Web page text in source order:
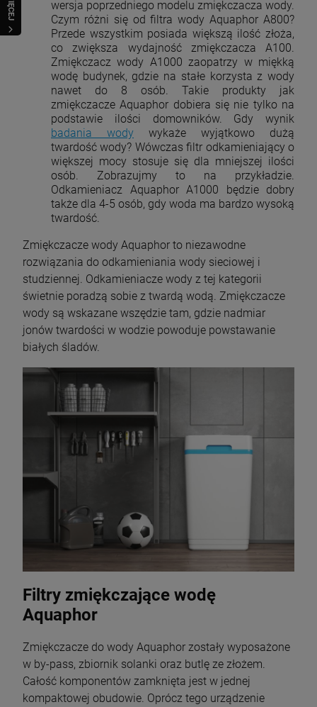
WIĘCEJ
wersja poprzedniego modelu zmiękczacza wody.
Czym różni się od filtra wody Aquaphor A800?
Przede wszystkim posiada większą ilość złoża,
co zwiększa wydajność zmiękczacza A100.
Zmiękczacz wody A1000 zaopatrzy w miękką
wodę budynek, gdzie na stałe korzysta z wody
nawet do 8 osób. Takie produkty jak
zmiękczacze Aquaphor dobiera się nie tylko na
podstawie ilości domowników. Gdy wynik
badania wody wykaże wyjątkowo dużą
twardość wody? Wówczas filtr odkamieniający o
większej mocy stosuje się dla mniejszej ilości
osób. Zobrazujmy to na przykładzie.
Odkamieniacz Aquaphor A1000 będzie dobry
także dla 4-5 osób, gdy woda ma bardzo wysoką
twardość.
Zmiękczacze wody Aquaphor to niezawodne
rozwiązania do odkamieniania wody sieciowej i
studziennej. Odkamieniacze wody z tej kategorii
świetnie poradzą sobie z twardą wodą. Zmiękczacze
wody są wskazane wszędzie tam, gdzie nadmiar
jonów twardości w wodzie powoduje powstawanie
białych śladów.
Filtry zmiękczające wodę
Aquaphor
Zmiękczacze do wody Aquaphor zostały wyposażone
w by-pass, zbiornik solanki oraz butlę ze złożem.
Całość komponentów zamknięta jest w jednej
kompaktowej obudowie. Oprócz tego urządzenie